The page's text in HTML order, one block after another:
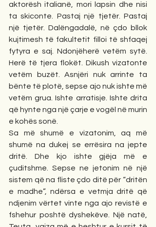
aktorësh italianë, mori lapsin dhe nisi
ta skiconte. Pastaj një tjetër. Pastaj
një tjetër. Dalëngadalë, në çdo bllok
kujtimesh të fakultetit filloi të shfaqej
fytyra e saj. Ndonjëherë vetëm sytë.
Herë të tjera flokët. Dikush vizatonte
vetëm buzët. Asnjëri nuk arrinte ta
bënte të plotë, sepse ajo nuk ishte më
vetëm grua. Ishte arratisje. Ishte drita
që hynte nga një çarje e vogël në murin
e kohës sonë.
Sa më shumë e vizatonim, aq më
shumë na dukej se errësira na jepte
dritë. Dhe kjo ishte gjëja më e
çuditshme. Sepse ne jetonim në një
sistem që na fliste çdo ditë për “dritën
e madhe”, ndërsa e vetmja dritë që
ndjenim vërtet vinte nga ajo revistë e
fshehur poshtë dyshekëve. Një natë,